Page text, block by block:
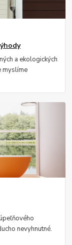
a ekologických
myslíme
nevyhnutné.